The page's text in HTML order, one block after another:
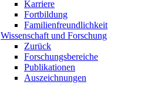
Karriere
Fortbildung
Familienfreundlichkeit
Wissenschaft und Forschung
Zurück
Forschungsbereiche
Publikationen
Auszeichnungen